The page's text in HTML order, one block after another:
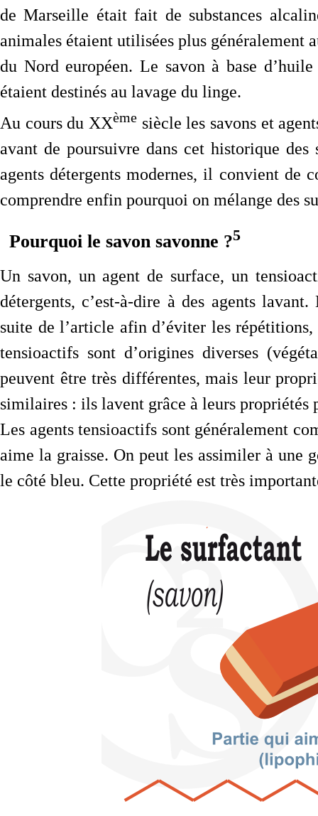
de Marseille était fait de substances
animales étaient utilisées plus généralement
du Nord européen. Le savon à base
étaient destinés au lavage du linge.
Au cours du XXème siècle les savons et
avant de poursuivre dans cet historique
agents détergents modernes, il convient de
comprendre enfin pourquoi on mélange des
Pourquoi le savon savonne ?5
Un savon, un agent de surface, un
détergents, c’est-à-dire à des agents
suite de l’article afin d’éviter les
tensioactifs sont d’origines diverses
peuvent être très différentes, mais leur
similaires : ils lavent grâce à leurs propriétés
Les agents tensioactifs sont généralement
aime la graisse. On peut les assimiler à une
le côté bleu. Cette propriété est très